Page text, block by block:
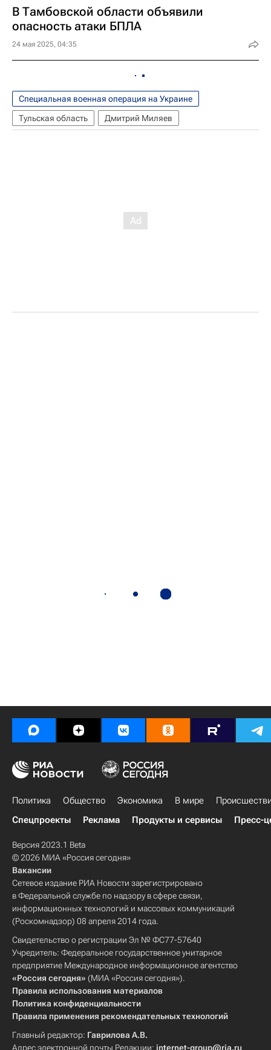
В Тамбовской области объявили
опасность атаки БПЛА
24 мая 2025, 04:35
Специальная военная операция на Украине
Тульская область
Дмитрий Миляев
Политика Общество Экономика В мире
Спецпроекты
Реклама Продукты и сервисы Пресс-
Версия 2023.1 Beta
© 2026 МИА «Россия сегодня»
Вакансии
Сетевое издание РИА Новости зарегистрировано
в Федеральной службе по надзору в сфере связи,
информационных технологий и массовых коммуникаций
(Роскомнадзор) 08 апреля 2014 года.
Свидетельство о регистрации Эл № ФС77-57640
Учредитель: Федеральное государственное унитарное
предприятие Международное информационное агентство
«Россия сегодня» (МИА «Россия сегодня»).
Правила использования материалов
Политика конфиденциальности
Правила применения рекомендательных технологий
Главный редактор: Гаврилова А.В.
Адрес электронной почты Редакции: internet-group@ria.ru